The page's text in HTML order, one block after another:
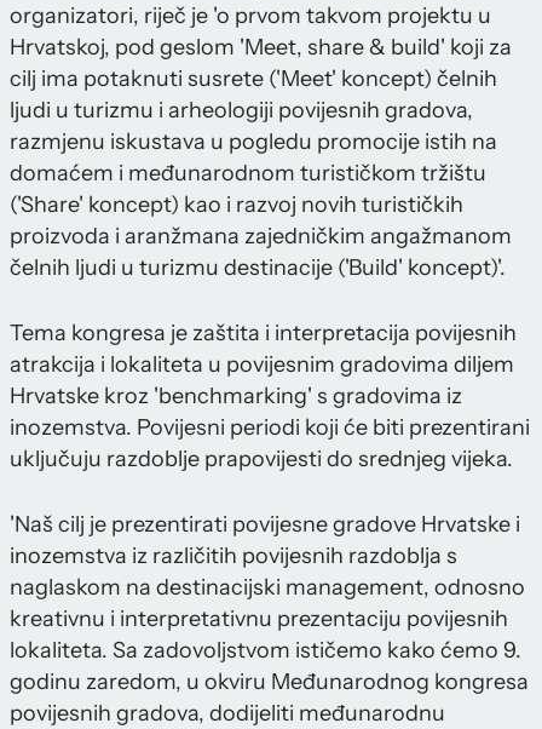
organizatori, riječ je 'o prvom takvom projektu u
Hrvatskoj, pod geslom 'Meet, share & build' koji za
cilj ima potaknuti susrete ('Meet' koncept) čelnih
ljudi u turizmu i arheologiji povijesnih gradova,
razmjenu iskustava u pogledu promocije istih na
domaćem i međunarodnom turističkom tržištu
('Share' koncept) kao i razvoj novih turističkih
proizvoda i aranžmana zajedničkim angažmanom
čelnih ljudi u turizmu destinacije ('Build' koncept)'.
Tema kongresa je zaštita i interpretacija povijesnih
atrakcija i lokaliteta u povijesnim gradovima diljem
Hrvatske kroz 'benchmarking' s gradovima iz
inozemstva. Povijesni periodi koji će biti prezentirani
uključuju razdoblje prapovijesti do srednjeg vijeka.
'Naš cilj je prezentirati povijesne gradove Hrvatske i
inozemstva iz različitih povijesnih razdoblja s
naglaskom na destinacijski management, odnosno
kreativnu i interpretativnu prezentaciju povijesnih
lokaliteta. Sa zadovoljstvom ističemo kako ćemo 9.
godinu zaredom, u okviru Međunarodnog kongresa
povijesnih gradova, dodijeliti međunarodnu